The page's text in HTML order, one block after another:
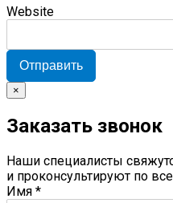
Website
Отправить
×
Заказать звонок
Наши специалисты
и проконсультируют по
Имя *